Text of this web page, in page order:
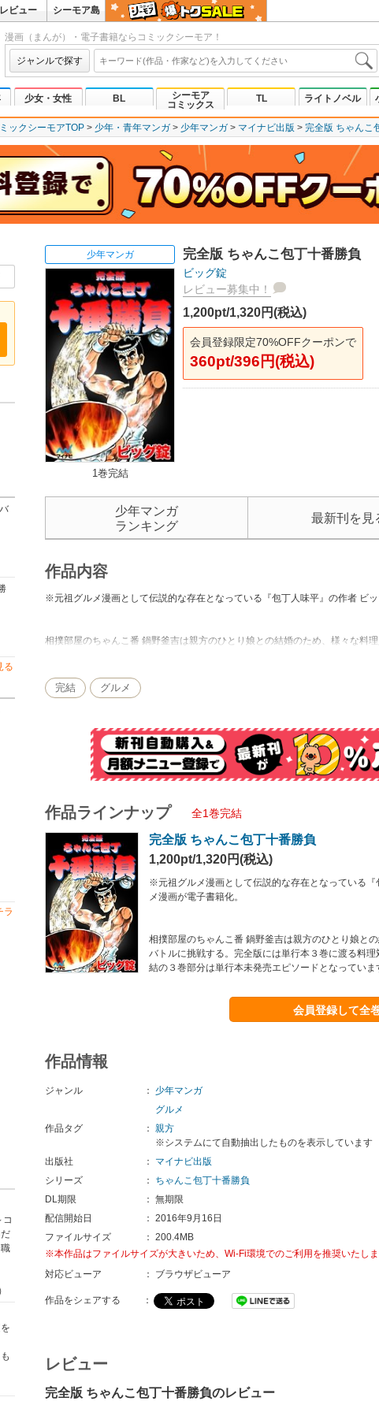
レビュー シーモア島
漫画（まんが）・電子書籍ならコミックシーモア！
ジャンルで探す
少女・女性 BL
シーモア
コミックス
TL ライトノベル
ックシーモアTOP 少年・青年マンガ 少年マンガ マイナビ出版 完全版 ちゃんこ
る
ラ
コ
少年マンガ
1巻完結
完全版 ちゃんこ包丁十番勝負
ビッグ錠
レビュー募集中！
1,200pt/1,320円(税込)
会員登録限定70%OFFクーポンで
360pt/396円(税込)
少年マンガ
ランキング
最新刊を見
作品内容
※元祖グルメ漫画として伝説的な存在となっている『包丁人味平』の作者 ビッ
相撲部屋のちゃんこ番 鍋野釜吉は親方のひとり娘との結婚のため、様々な料
完結 グルメ
作品ラインナップ 全1巻完結
完全版 ちゃんこ包丁十番勝負
1,200pt/1,320円(税込)
※元祖グルメ漫画として伝説的な存在となっている
メ漫画が電子書籍化。
相撲部屋のちゃんこ番 鍋野釜吉は親方のひとり娘と
バトルに挑戦する。完全版には単行本３巻に渡る料
結の３巻部分は単行本未発売エピソードとなっていま
会員登録して全
作品情報
ジャンル ：
少年マンガ
グルメ
作品タグ
： 親方
※システムにて自動抽出したものを表示しています
出版社
：
マイナビ出版
シリーズ
：
ちゃんこ包丁十番勝負
DL期限
： 無期限
配信開始日
： 2016年9月16日
ファイルサイズ
： 200.4MB
※本作品はファイルサイズが大きいため、Wi-Fi環境でのご利用を推奨いたしま
対応ビューア
： ブラウザビューア
作品をシェアする ：
レビュー
完全版 ちゃんこ包丁十番勝負のレビュー